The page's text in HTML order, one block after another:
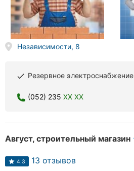
Независимости, 8
done Резервное электроснабжение
(052) 235 XX XX
Август, строительный магазин
4.3 13 отзывов